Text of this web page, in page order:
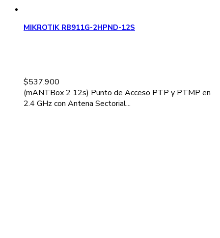
MIKROTIK RB911G-2HPND-12S
$537.900
(mANTBox 2 12s) Punto de Acceso PTP y PTMP en
2.4 GHz con Antena Sectorial...